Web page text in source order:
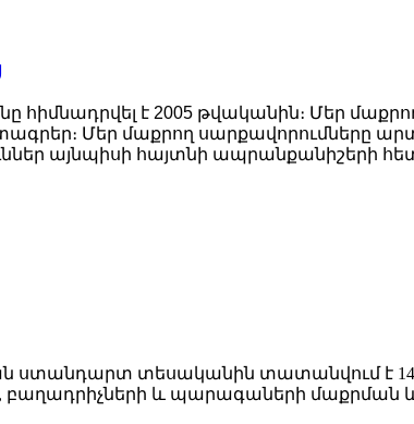
հիմնադրվել է 2005 թվականին։ Մեր
Մեր մաքրող սարքավորումները
այնպիսի հայտնի ապրանքանիշերի հետ,
ստանդարտ տեսականին տատանվում է 140-
բաղադրիչների և պարագաների